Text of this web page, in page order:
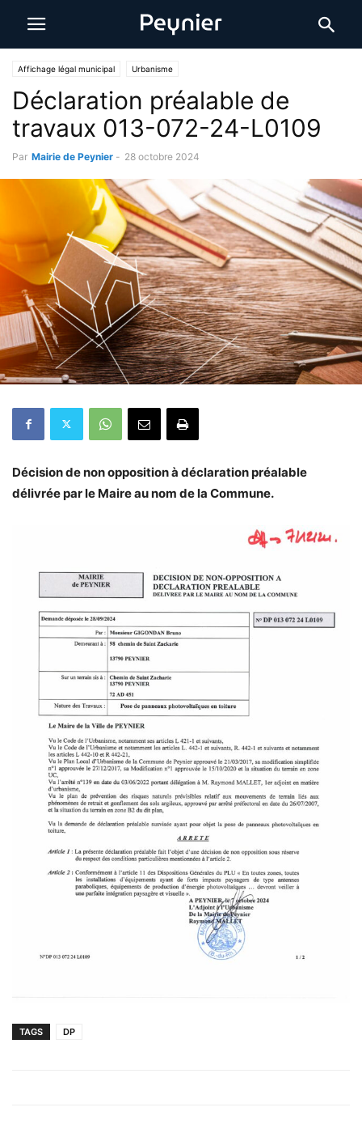
Affichage légal municipal Urbanisme
Déclaration préalable de
travaux 013-072-24-L0109
Par Mairie de Peynier - 28 octobre 2024
Décision de non opposition à déclaration préalable
délivrée par le Maire au nom de la Commune.
TAGS DP